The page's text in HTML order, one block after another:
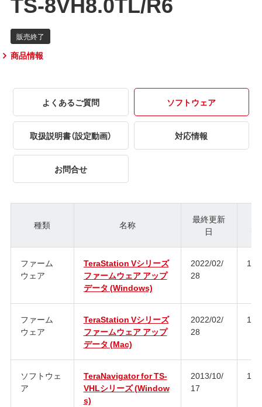
商品情報
よくあるご質問 ソフトウェア
取扱説明書（設定動画） 対応情報
お問合せ
種類 名称
最終更新
日
ジ
ファーム
ウェア
TeraStation Vシリーズ
ファームウェア アップ
データ (Windows)
2022/02/
28
ファーム
ウェア
TeraStation Vシリーズ
ファームウェア アップ
データ (Mac)
2022/02/
28
ソフトウェ
ア
TeraNavigator for TS-
VHLシリーズ (Window
s)
2013/10/
17